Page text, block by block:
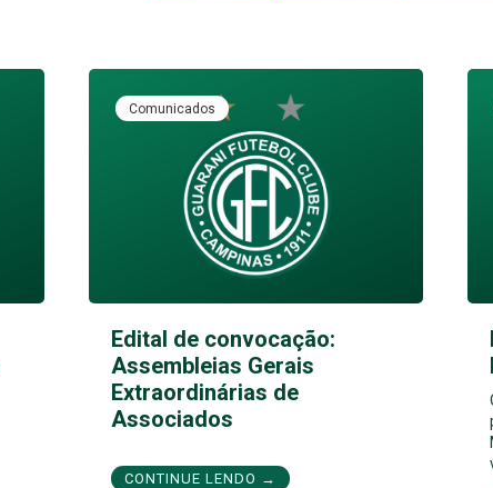
Comunicados
Edital de convocação:
Assembleias Gerais
Extraordinárias de
Associados
CONTINUE LENDO →